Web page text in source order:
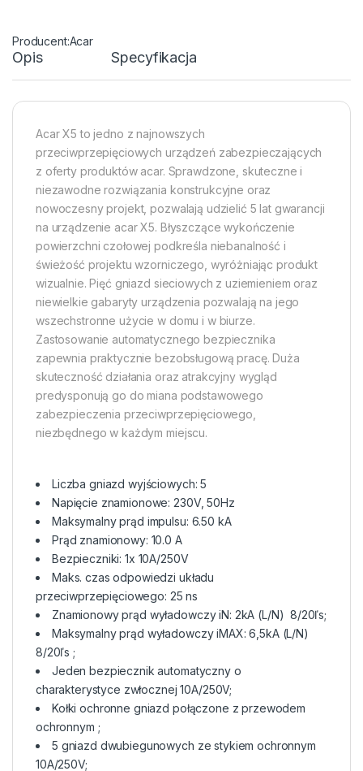
Acar
Opis Specyfikacja
Acar X5 to jedno z najnowszych
przeciwprzepięciowych urządzeń zabezpieczających
z oferty produktów acar. Sprawdzone, skuteczne i
niezawodne rozwiązania konstrukcyjne oraz
nowoczesny projekt, pozwalają udzielić 5 lat gwarancji
na urządzenie acar X5. Błyszczące wykończenie
powierzchni czołowej podkreśla niebanalność i
świeżość projektu wzorniczego, wyróżniając produkt
wizualnie. Pięć gniazd sieciowych z uziemieniem oraz
niewielkie gabaryty urządzenia pozwalają na jego
wszechstronne użycie w domu i w biurze.
Zastosowanie automatycznego bezpiecznika
zapewnia praktycznie bezobsługową pracę. Duża
skuteczność działania oraz atrakcyjny wygląd
predysponują go do miana podstawowego
zabezpieczenia przeciwprzepięciowego,
niezbędnego w każdym miejscu.
Liczba gniazd wyjściowych: 5
Napięcie znamionowe: 230V, 50Hz
Maksymalny prąd impulsu: 6.50 kA
Prąd znamionowy: 10.0 A
Bezpieczniki: 1x 10A/250V
Maks. czas odpowiedzi układu
przeciwprzepięciowego: 25 ns
Znamionowy prąd wyładowczy iN: 2kA (L/N)  8/20ľs;
Maksymalny prąd wyładowczy iMAX: 6,5kA (L/N) 
8/20ľs ;
Jeden bezpiecznik automatyczny o
charakterystyce zwłocznej 10A/250V;
Kołki ochronne gniazd połączone z przewodem
ochronnym ;
5 gniazd dwubiegunowych ze stykiem ochronnym
10A/250V;